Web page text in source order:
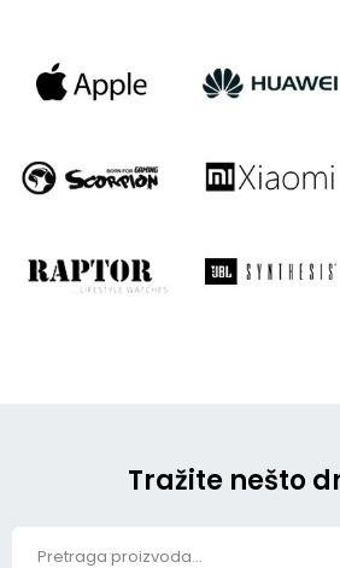
Tražite nešto